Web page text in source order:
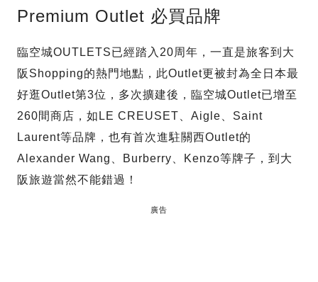
Premium Outlet 必買品牌
臨空城OUTLETS已經踏入20周年，一直是旅客到大
阪Shopping的熱門地點，此Outlet更被封為全日本最
好逛Outlet第3位，多次擴建後，臨空城Outlet已增至
260間商店，如LE CREUSET、Aigle、Saint
Laurent等品牌，也有首次進駐關西Outlet的
Alexander Wang、Burberry、Kenzo等牌子，到大
阪旅遊當然不能錯過！
廣告